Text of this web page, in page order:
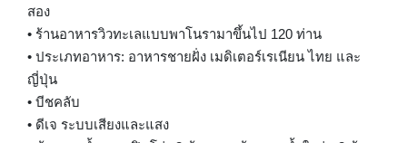
สอง
• ร้านอาหารวิวทะเลแบบพาโนรามาขึ้นไป 120 ท่าน
• ประเภทอาหาร: อาหารชายฝั่ง เมดิเตอร์เรเนียน ไทย และ
ญี่ปุ่น
• บีชคลับ
• ดีเจ ระบบเสียงและแสง